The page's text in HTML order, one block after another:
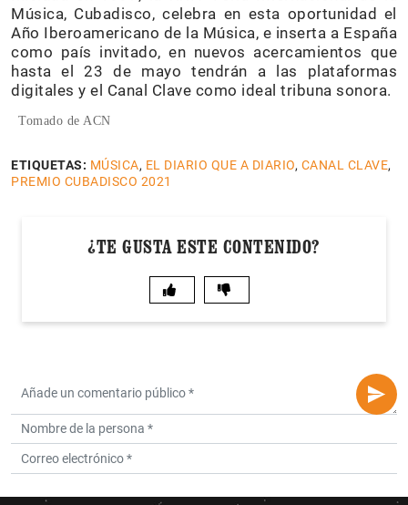
Música, Cubadisco, celebra en esta oportunidad el
Año Iberoamericano de la Música, e inserta a España
como país invitado, en nuevos acercamientos que
hasta el 23 de mayo tendrán a las plataformas
digitales y el Canal Clave como ideal tribuna sonora.
Tomado de ACN
ETIQUETAS: MÚSICA, EL DIARIO QUE A DIARIO, CANAL CLAVE,
PREMIO CUBADISCO 2021
¿TE GUSTA ESTE CONTENIDO?